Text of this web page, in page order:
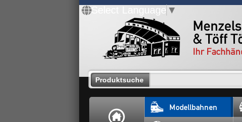
Select Language ▼
Produktsuche
Modellbahnen